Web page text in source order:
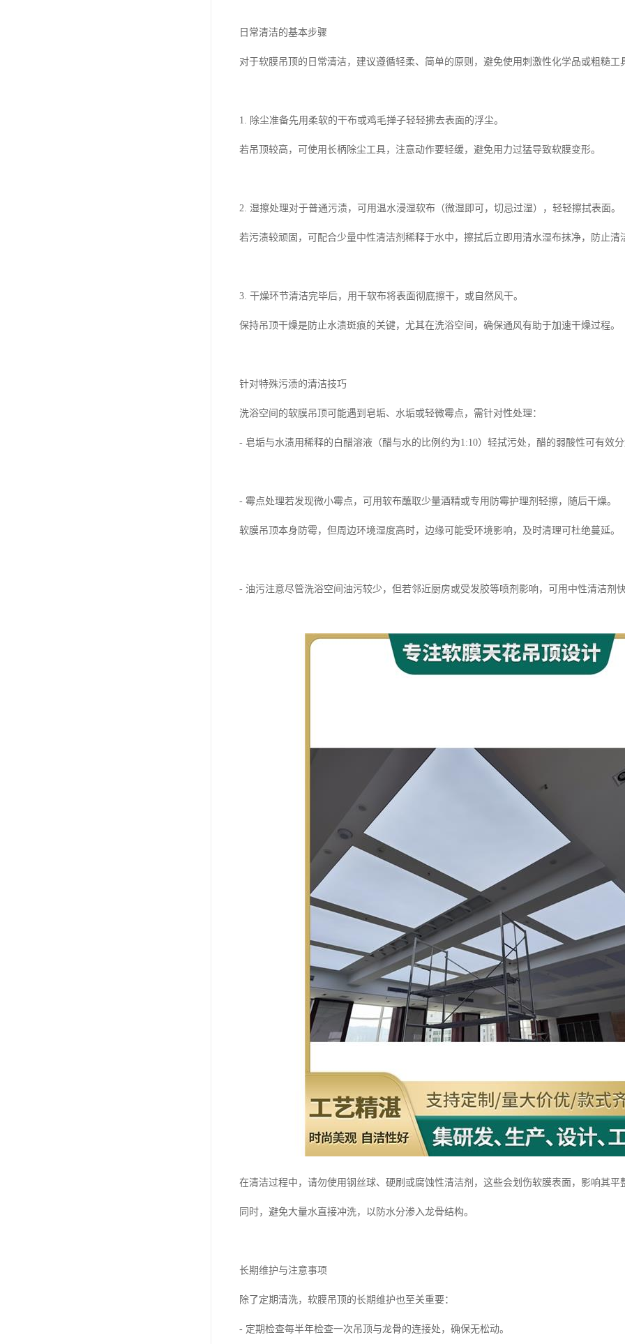
日常清洁的基本步骤
对于软膜吊顶的日常清洁，建议遵循轻柔、简单的原则，避免使用刺激性化学品或粗糙工
1. 除尘准备先用柔软的干布或鸡毛掸子轻轻拂去表面的浮尘。
若吊顶较高，可使用长柄除尘工具，注意动作要轻缓，避免用力过猛导致软膜变形。
2. 湿擦处理对于普通污渍，可用温水浸湿软布（微湿即可，切忌过湿），轻轻擦拭表面。
若污渍较顽固，可配合少量中性清洁剂稀释于水中，擦拭后立即用清水湿布抹净，防止清
3. 干燥环节清洁完毕后，用干软布将表面彻底擦干，或自然风干。
保持吊顶干燥是防止水渍斑痕的关键，尤其在洗浴空间，确保通风有助于加速干燥过程。
针对特殊污渍的清洁技巧
洗浴空间的软膜吊顶可能遇到皂垢、水垢或轻微霉点，需针对性处理：
- 皂垢与水渍用稀释的白醋溶液（醋与水的比例约为1:10）轻拭污处，醋的弱酸性可有效
- 霉点处理若发现微小霉点，可用软布蘸取少量酒精或专用防霉护理剂轻擦，随后干燥。
软膜吊顶本身防霉，但周边环境湿度高时，边缘可能受环境影响，及时清理可杜绝蔓延。
- 油污注意尽管洗浴空间油污较少，但若邻近厨房或受发胶等喷剂影响，可用中性清洁剂
在清洁过程中，请勿使用钢丝球、硬刷或腐蚀性清洁剂，这些会划伤软膜表面，影响其平
同时，避免大量水直接冲洗，以防水分渗入龙骨结构。
长期维护与注意事项
除了定期清洗，软膜吊顶的长期维护也至关重要：
- 定期检查每半年检查一次吊顶与龙骨的连接处，确保无松动。